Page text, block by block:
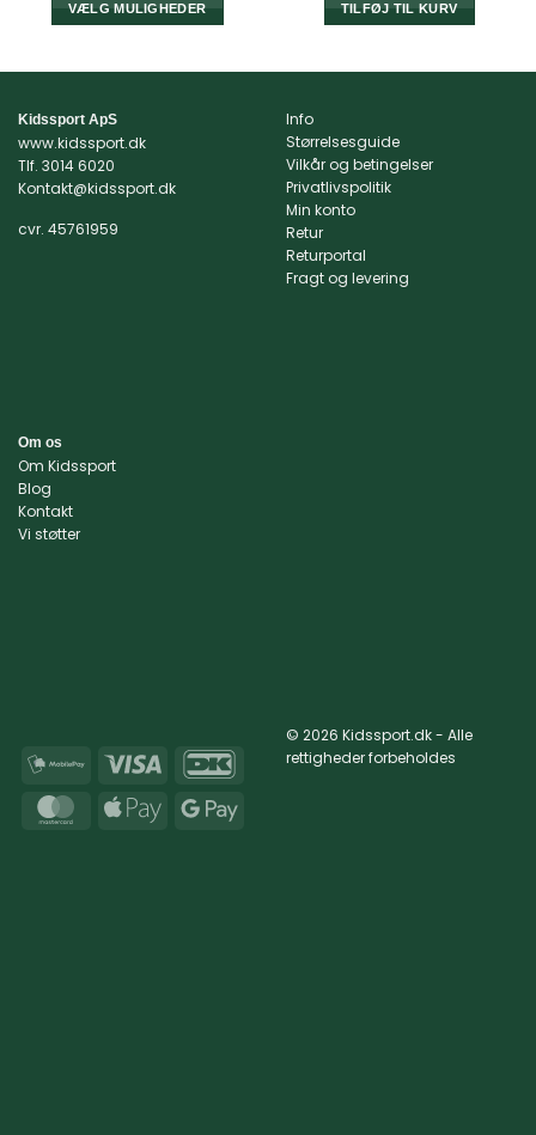
var:
269,95 kr..215,00 kr..
VÆLG MULIGHEDER
varianter.
kan
TILFØJ TIL KURV
Kidssport ApS
www.kidssport.dk
Tlf. 3014 6020
Kontakt@kidssport.dk
cvr. 45761959
Info
Størrelsesguide
Vilkår og betingelser
Privatlivspolitik
Min konto
Retur
Returportal
Fragt og levering
Om os
Om Kidssport
Blog
Kontakt
Vi støtter
MobilePay Visa DanKort
MasterCardApple
Google
© 2026 Kidssport.dk - Alle
rettigheder forbeholdes